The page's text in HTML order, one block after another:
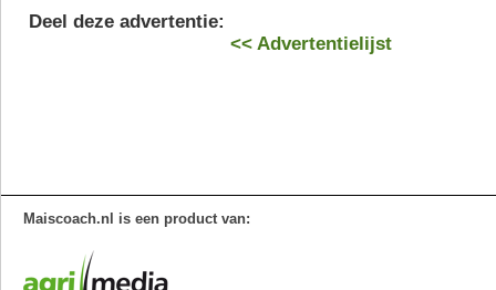
Deel deze advertentie:
<< Advertentielijst
Maiscoach.nl is een product van: